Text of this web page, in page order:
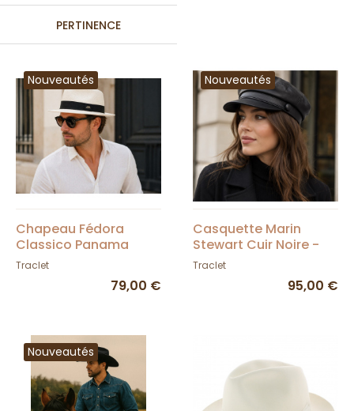
PERTINENCE
Nouveautés
Chapeau Fédora
Classico Panama
Blanchi - Traclet
Traclet
79,00 €
Nouveautés
Casquette Marin
Stewart Cuir Noire -
Traclet
Traclet
95,00 €
Nouveautés